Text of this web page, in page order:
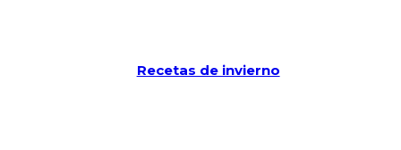
Recetas de invierno